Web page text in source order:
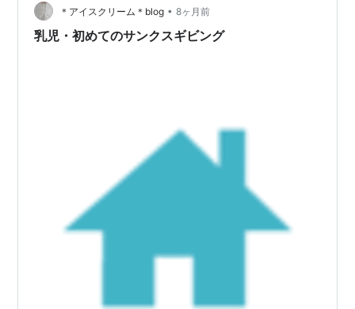
でいきます！ それでは行ってみよう！ 目…
＊アイスクリーム＊blog • 8ヶ月前
乳児・初めてのサンクスギビング